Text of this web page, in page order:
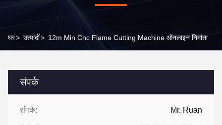
घर> उत्पादों> 12m Min Cnc Flame Cutting Machine ऑनलाइन निर्माता
संपर्क
संपर्क: Mr. Ruan